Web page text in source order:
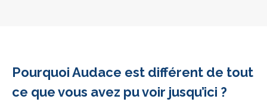
Pourquoi Audace est différent de tout
ce que vous avez pu voir jusqu’ici ?